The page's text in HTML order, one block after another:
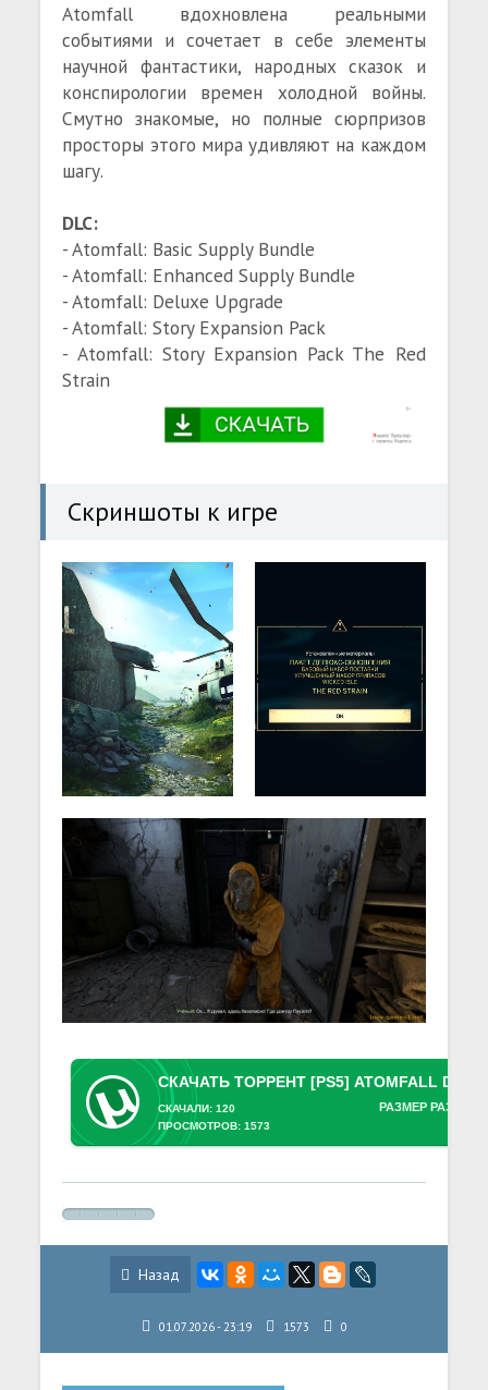
Atomfall вдохновлена реальными
событиями и сочетает в себе элементы
научной фантастики, народных сказок и
конспирологии времен холодной войны.
Смутно знакомые, но полные сюрпризов
просторы этого мира удивляют на каждом
шагу.
DLC:
- Atomfall: Basic Supply Bundle
- Atomfall: Enhanced Supply Bundle
- Atomfall: Deluxe Upgrade
- Atomfall: Story Expansion Pack
- Atomfall: Story Expansion Pack The Red
Strain
Скриншоты к игре
РАЗМЕР
СКАЧАЛИ: 120
ПРОСМОТРОВ: 1573
Назад
01.07.2026 - 23:19 1573 0